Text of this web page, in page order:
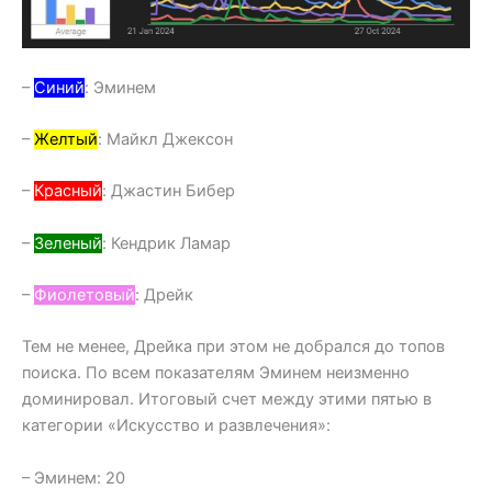
–Синий: Эминем
–Желтый: Майкл Джексон
– Красный: Джастин Бибер
– Зеленый: Кендрик Ламар
– Фиолетовый: Дрейк
Тем не менее, Дрейка при этом не добрался до топов
поиска. По всем показателям Эминем неизменно
доминировал. Итоговый счет между этими пятью в
категории «Искусство и развлечения»:
– Эминем: 20